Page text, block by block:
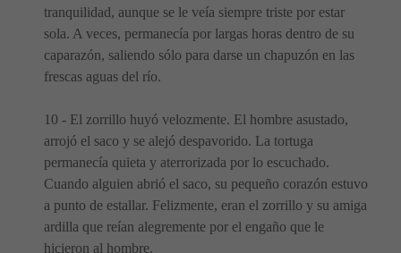
tranquilidad, aunque se le veía siempre triste por estar
sola. A veces, permanecía por largas horas dentro de su
caparazón, saliendo sólo para darse un chapuzón en las
frescas aguas del río.
10 - El zorrillo huyó velozmente. El hombre asustado,
arrojó el saco y se alejó despavorido. La tortuga
permanecía quieta y aterrorizada por lo escuchado.
Cuando alguien abrió el saco, su pequeño corazón estuvo
a punto de estallar. Felizmente, eran el zorrillo y su amiga
ardilla que reían alegremente por el engaño que le
hicieron al hombre.